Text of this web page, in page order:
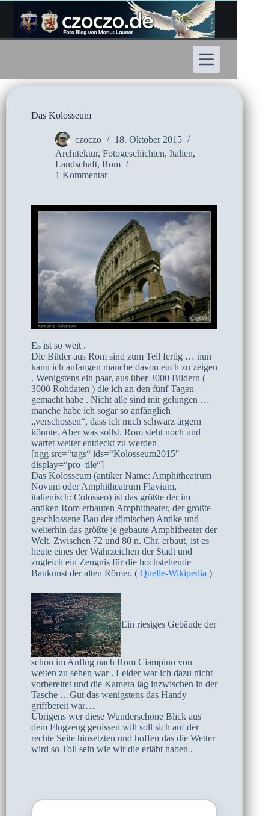
Inhalt
springen
Das Kolosseum
czoczo
18. Oktober 2015
Architektur, Fotogeschichten, Italien,
Landschaft, Rom
1 Kommentar
Es ist so weit .
Die Bilder aus Rom sind zum Teil fertig … nun
kann ich anfangen manche davon euch zu zeigen
. Wenigstens ein paar, aus über 3000 Bildern (
3000 Rohdaten ) die ich an den fünf Tagen
gemacht habe . Nicht alle sind mir gelungen …
manche habe ich sogar so anfänglich
„verschossen“, dass ich mich schwarz ärgern
könnte. Aber was sollst. Rom steht noch und
wartet weiter entdeckt zu werden
[ngg src=“tags“ ids=“Kolosseum2015″
display=“pro_tile“]
Das Kolosseum (antiker Name: Amphitheatrum
Novum oder Amphitheatrum Flavium,
italienisch: Colosseo) ist das größte der im
antiken Rom erbauten Amphitheater, der größte
geschlossene Bau der römischen Antike und
weiterhin das größte je gebaute Amphitheater der
Welt. Zwischen 72 und 80 n. Chr. erbaut, ist es
heute eines der Wahrzeichen der Stadt und
zugleich ein Zeugnis für die hochstehende
Baukunst der alten Römer. ( Quelle-Wikipedia )
Ein riesiges Gebäude der
schon im Anflug nach Rom Ciampino von
weiten zu sehen war . Leider war ich dazu nicht
vorbereitet und die Kamera lag inzwischen in der
Tasche …Gut das wenigstens das Handy
griffbereit war…
Übrigens wer diese Wunderschöne Blick aus
dem Flugzeug genissen will soll sich auf der
rechte Seite hinsetzten und hoffen das die Wetter
wird so Toll sein wie wir die erläbt haben .